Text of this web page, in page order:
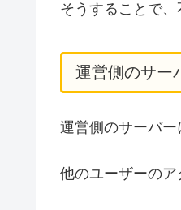
そうすることで、
運営側のサー
運営側のサーバー
他のユーザーのア